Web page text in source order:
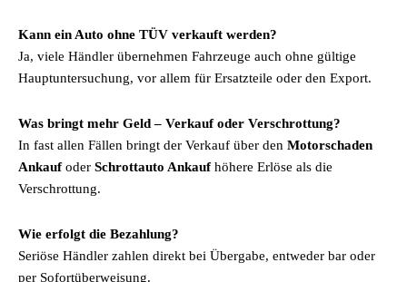
Kann ein Auto ohne TÜV verkauft werden?
Ja, viele Händler übernehmen Fahrzeuge auch ohne gültige
Hauptuntersuchung, vor allem für Ersatzteile oder den Export.
Was bringt mehr Geld – Verkauf oder Verschrottung?
In fast allen Fällen bringt der Verkauf über den Motorschaden
Ankaufoder Schrottauto Ankaufhöhere Erlöse als die
Verschrottung.
Wie erfolgt die Bezahlung?
Seriöse Händler zahlen direkt bei Übergabe, entweder bar oder
per Sofortüberweisung.